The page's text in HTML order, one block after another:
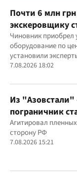
Почти 6 млн
экскеровщику
подозрение
Чиновник приобрел
оборудование по
установили
выше рыночной
7.08.2026 18:02
Из
пограничник
расчета
Агитировал
сторону РФ
7.08.2026 15:21